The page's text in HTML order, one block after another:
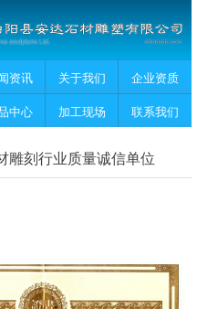
资讯 关于我们 企业资质
中心 加工现场 联系我们
雕刻行业质量诚信单位